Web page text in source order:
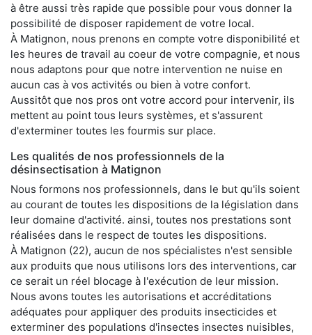
à être aussi très rapide que possible pour vous donner la
possibilité de disposer rapidement de votre local.
À Matignon, nous prenons en compte votre disponibilité et
les heures de travail au coeur de votre compagnie, et nous
nous adaptons pour que notre intervention ne nuise en
aucun cas à vos activités ou bien à votre confort.
Aussitôt que nos pros ont votre accord pour intervenir, ils
mettent au point tous leurs systèmes, et s'assurent
d'exterminer toutes les fourmis sur place.
Les qualités de nos professionnels de la
désinsectisation à Matignon
Nous formons nos professionnels, dans le but qu'ils soient
au courant de toutes les dispositions de la législation dans
leur domaine d'activité. ainsi, toutes nos prestations sont
réalisées dans le respect de toutes les dispositions.
À Matignon (22), aucun de nos spécialistes n'est sensible
aux produits que nous utilisons lors des interventions, car
ce serait un réel blocage à l'exécution de leur mission.
Nous avons toutes les autorisations et accréditations
adéquates pour appliquer des produits insecticides et
exterminer des populations d'insectes insectes nuisibles,